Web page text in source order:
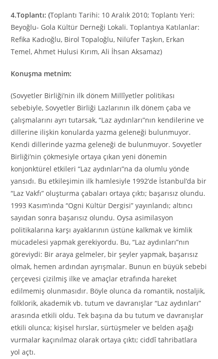
4.Toplantı: (Toplantı Tarihi: 10 Aralık 2010; Toplantı Yeri:
Beyoğlu- Gola Kültür Derneği Lokali. Toplantıya Katılanlar:
Refika Kadıoğlu, Birol Topaloğlu, Nilüfer Taşkın, Erkan
Temel, Ahmet Hulusi Kırım, Ali İhsan Aksamaz)
Konuşma metnim:
(Sovyetler Birliği’nin ilk dönem Millîyetler politikası
sebebiyle, Sovyetler Birliği Lazlarının ilk dönem çaba ve
çalışmalarını ayrı tutarsak, “Laz aydınları”nın kendilerine ve
dillerine ilişkin konularda yazma geleneği bulunmuyor.
Kendi dillerinde yazma geleneği de bulunmuyor. Sovyetler
Birliği’nin çökmesiyle ortaya çıkan yeni dönemin
konjonktürel etkileri “Laz aydınları”na da olumlu yönde
yansıdı. Bu etkileşimin ilk hamlesiyle 1992’de İstanbul’da bir
“Laz Vakfı” oluşturma çabaları ortaya çıktı; başarısız olundu.
1993 Kasım’ında “Ogni Kültür Dergisi” yayınlandı; altıncı
sayıdan sonra başarısız olundu. Oysa asimilasyon
politikalarına karşı ayaklarının üstüne kalkmak ve kimlik
mücadelesi yapmak gerekiyordu. Bu, “Laz aydınları”nın
göreviydi: Bir araya gelmeler, bir şeyler yapmak, başarısız
olmak, hemen ardından ayrışmalar. Bunun en büyük sebebi
çerçevesi çizilmiş ilke ve amaçlar etrafında hareket
edilmemiş olunmasıdır. Böyle olunca da romantik, nostaljik,
folklorik, akademik vb. tutum ve davranışlar “Laz aydınları”
arasında etkili oldu. Tek başına da bu tutum ve davranışlar
etkili olunca; kişisel hırslar, sürtüşmeler ve belden aşağı
vurmalar kaçınılmaz olarak ortaya çıktı; ciddî tahribatlara
yol açtı.